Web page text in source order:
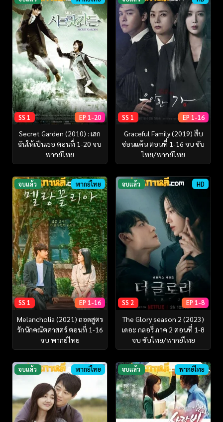
SS 1 EP 1-20
Secret Garden (2010) : เสก
ฉันให้เป็นเธอ ตอนที่ 1-20 จบ
พากย์ไทย
SS 1 EP 1-16
Graceful Family (2019) สืบ
ซ่อนแค้น ตอนที่ 1-16 จบ ซับ
ไทย/พากย์ไทย
จบแล้ว พากย์ไทย
SS 1 EP 1-16
Melancholia (2021) ถอดสูตร
รักนักคณิตศาสตร์ ตอนที่ 1-16
จบ พากย์ไทย
จบแล้ว HD
SS 2 EP 1-8
The Glory season 2 (2023)
เดอะ กลอรี่ ภาค 2 ตอนที่ 1-8
จบ ซับไทย/พากย์ไทย
จบแล้ว พากย์ไทย จบแล้ว พากย์ไทย